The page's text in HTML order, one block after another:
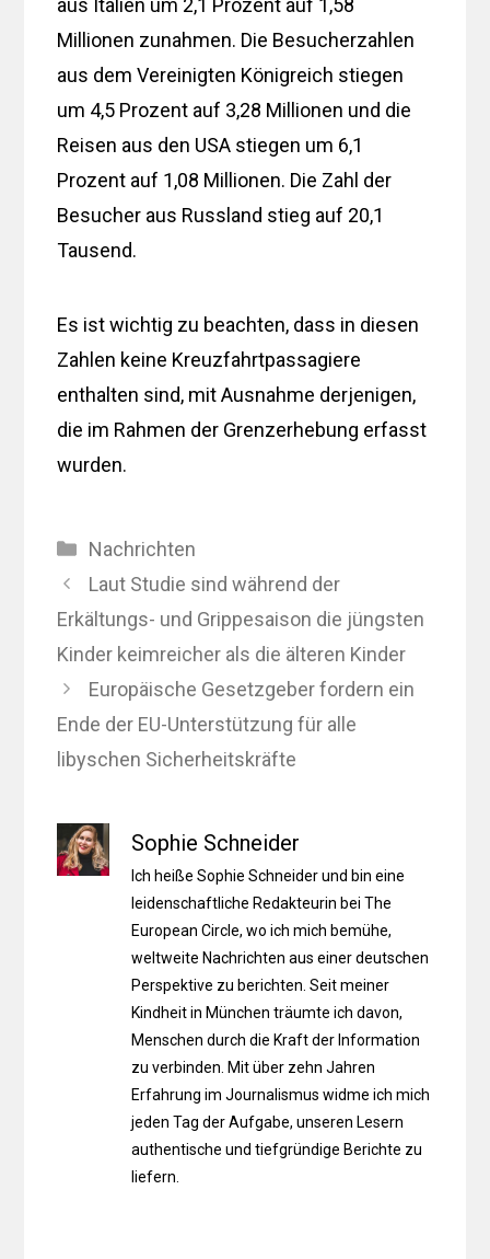
Millionen zunahmen. Die Besucherzahlen
aus dem Vereinigten Königreich stiegen
um 4,5 Prozent auf 3,28 Millionen und die
Reisen aus den USA stiegen um 6,1
Prozent auf 1,08 Millionen. Die Zahl der
Besucher aus Russland stieg auf 20,1
Tausend.
Es ist wichtig zu beachten, dass in diesen
Zahlen keine Kreuzfahrtpassagiere
enthalten sind, mit Ausnahme derjenigen,
die im Rahmen der Grenzerhebung erfasst
wurden.
Kategorien
Nachrichten
Laut Studie sind während der
Erkältungs- und Grippesaison die jüngsten
Kinder keimreicher als die älteren Kinder
Europäische Gesetzgeber fordern ein
Ende der EU-Unterstützung für alle
libyschen Sicherheitskräfte
Sophie Schneider
Ich heiße Sophie Schneider und bin eine
leidenschaftliche Redakteurin bei The
European Circle, wo ich mich bemühe,
weltweite Nachrichten aus einer deutschen
Perspektive zu berichten. Seit meiner
Kindheit in München träumte ich davon,
Menschen durch die Kraft der Information
zu verbinden. Mit über zehn Jahren
Erfahrung im Journalismus widme ich mich
jeden Tag der Aufgabe, unseren Lesern
authentische und tiefgründige Berichte zu
liefern.